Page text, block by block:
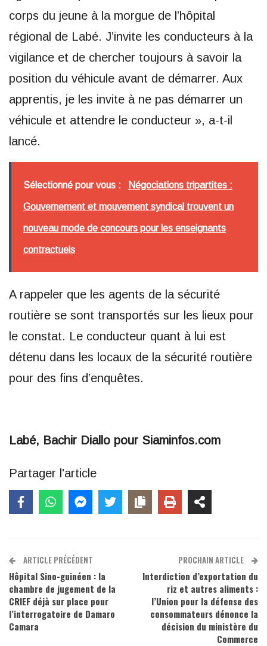
corps du jeune à la morgue de l’hôpital
régional de Labé. J’invite les conducteurs à la
vigilance et de chercher toujours à savoir la
position du véhicule avant de démarrer. Aux
apprentis, je les invite à ne pas démarrer un
véhicule et attendre le conducteur », a-t-il
lancé.
Sélectionné pour vous : Négociations tripartites :
Gouvernement et mouvement syndical trouvent un
nouveau mode de concours pour les enseignants
contractuels
A rappeler que les agents de la sécurité
routière se sont transportés sur les lieux pour
le constat. Le conducteur quant à lui est
détenu dans les locaux de la sécurité routière
pour des fins d’enquêtes.
Labé, Bachir Diallo pour Siaminfos.com
Partager l'article
ARTICLE PRÉCÉDENT
Hôpital Sino-guinéen : la
chambre de jugement de la
CRIEF déjà sur place pour
l’interrogatoire de Damaro
Camara
PROCHAIN ARTICLE
Interdiction d’exportation du
riz et autres aliments :
l’Union pour la défense des
consommateurs dénonce la
décision du ministère du
Commerce